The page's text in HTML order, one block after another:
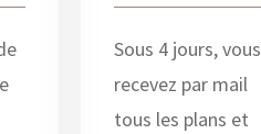
Sous 4 jours, vous
recevez par mail
tous les plans et